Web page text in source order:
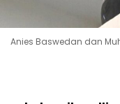
Anies Baswedan dan